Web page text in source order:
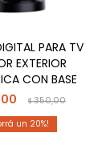
PARA TV
EXTERIOR
CON BASE
$350,00
20